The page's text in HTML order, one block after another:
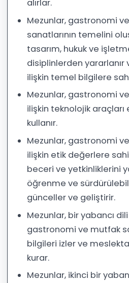
alırlar.
Mezunlar, gastronomi
sanatlarının temelini
tasarım, hukuk ve
disiplinlerden yararlanır
ilişkin temel bilgilere
Mezunlar, gastronomi
ilişkin teknolojik araçları
kullanır.
Mezunlar, gastronomi
ilişkin etik değerlere
beceri ve yetkinliklerini
öğrenme ve
günceller ve geliştirir.
Mezunlar, bir yabancı
gastronomi ve mutfak
bilgileri izler ve
kurar.
Mezunlar, ikinci bir